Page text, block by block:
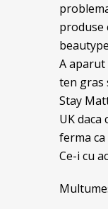
produse
A
ten gras
Stay
UK
ferma ca
Ce-i cu